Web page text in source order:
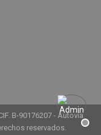
B-90176207 - Autovía
reservados.